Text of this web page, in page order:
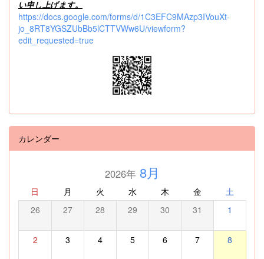
い申し上げます。
https://docs.google.com/forms/d/1C3EFC9MAzp3IVouXt-
jo_8RT8YGSZUbBb5lCTTVWw6U/viewform?
edit_requested=true
カレンダー
2026年8月
日 月 火 水 木 金 土
26 27 28 29 30 31 1
2 3 4 5 6 7 8